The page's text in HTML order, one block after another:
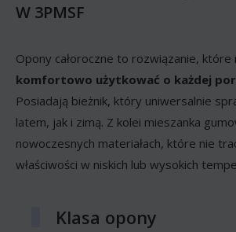
W 3PMSF
Opony całoroczne to rozwiązanie, które
komfortowo użytkować o każdej
Posiadają bieżnik, który uniwersalnie
latem, jak i zimą. Z kolei mieszanka
nowoczesnych materiałach, które nie
właściwości w niskich lub wysokich
Klasa opony